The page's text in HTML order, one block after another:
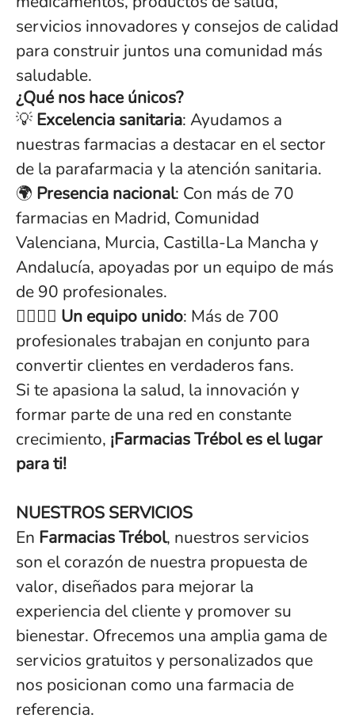
servicios innovadores y consejos de calidad
para construir juntos una comunidad más
saludable.
¿Qué nos hace únicos?
💡 Excelencia sanitaria: Ayudamos a
nuestras farmacias a destacar en el sector
de la parafarmacia y la atención sanitaria.
🌍 Presencia nacional: Con más de 70
farmacias en Madrid, Comunidad
Valenciana, Murcia, Castilla-La Mancha y
Andalucía, apoyadas por un equipo de más
de 90 profesionales.
👩‍⚕️👨‍⚕️ Un equipo unido: Más de 700
profesionales trabajan en conjunto para
convertir clientes en verdaderos fans.
Si te apasiona la salud, la innovación y
formar parte de una red en constante
crecimiento, ¡Farmacias Trébol es el lugar
para ti!
NUESTROS SERVICIOS
En Farmacias Trébol, nuestros servicios
son el corazón de nuestra propuesta de
valor, diseñados para mejorar la
experiencia del cliente y promover su
bienestar. Ofrecemos una amplia gama de
servicios gratuitos y personalizados que
nos posicionan como una farmacia de
referencia.